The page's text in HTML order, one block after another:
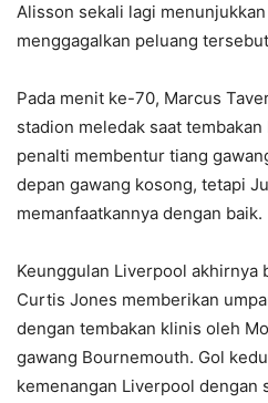
Alisson sekali lagi
menggagalkan peluang
Pada menit ke-70, Marcus
stadion meledak saat
penalti membentur tiang
depan gawang kosong, tetapi
memanfaatkannya dengan baik.
Keunggulan Liverpool akhirnya
Curtis Jones memberikan
dengan tembakan klinis oleh
gawang Bournemouth. Gol
kemenangan Liverpool dengan